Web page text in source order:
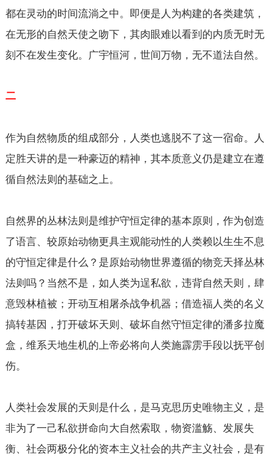
都在灵动的时间流淌之中。即便是人为构建的各类建筑，
在无形的自然天使之吻下，其肉眼难以看到的内质无时无
刻不在发生变化。广宇恒河，世间万物，无不道法自然。
二
作为自然物质的组成部分，人类也逃脱不了这一宿命。人
定胜天讲的是一种豪迈的精神，其本质意义仍是建立在遵
循自然法则的基础之上。
自然界的丛林法则是维护守恒定律的基本原则，作为创造
了语言、较原始动物更具主观能动性的人类赖以生生不息
的守恒定律是什么？是原始动物世界遵循的物竞天择丛林
法则吗？当然不是，如人类为逞私欲，违背自然天则，肆
意毁林植被；开动互相屠杀战争机器；借造福人类的名义
搞转基因，打开破坏天则、破坏自然守恒定律的潘多拉魔
盒，维系天地生机的上帝必将向人类施霹雳手段以抚平创
伤。
人类社会发展的天则是什么，是马克思历史唯物主义，是
非为了一己私欲拼命向大自然索取，物资滥觞、发展失
衡、社会两极分化的资本主义社会的共产主义社会，是有